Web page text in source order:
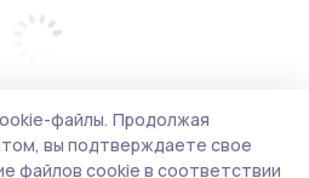
файлы. Продолжая
вы подтверждаете свое
файлов cookie в соответствии